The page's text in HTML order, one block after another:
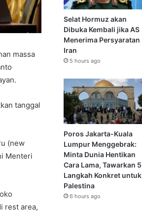
massa
tanggal
(new
Menteri
rest area,
Selat Hormuz akan
Dibuka Kembali jika AS
Menerima Persyaratan
Iran
5 hours ago
Poros Jakarta-Kuala
Lumpur Menggebrak:
Minta Dunia Hentikan
Cara Lama, Tawarkan 5
Langkah Konkret untuk
Palestina
6 hours ago